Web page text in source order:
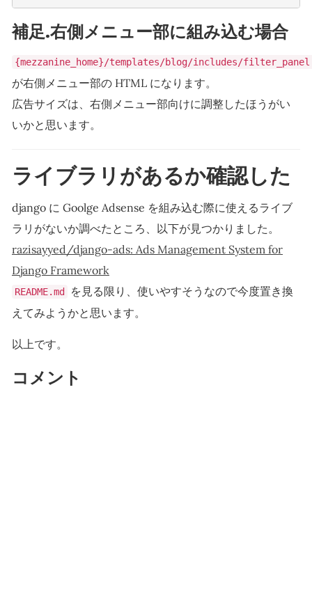
補足.右側メニュー部に組み込む場合
{mezzanine_home}/templates/blog/includes/
が右側メニュー部の HTML になります。
広告サイズは、右側メニュー部向けに調整したほうがい
いかと思います。
ライブラリがあるか確認した
django に Goolge Adsense を組み込む際に使えるライブ
ラリがないか調べたところ、以下が見つかりました。
razisayyed/django-ads: Ads Management System for
Django Framework
README.md
を見る限り、使いやすそうなので今度置き換
えてみようかと思います。
以上です。
コメント